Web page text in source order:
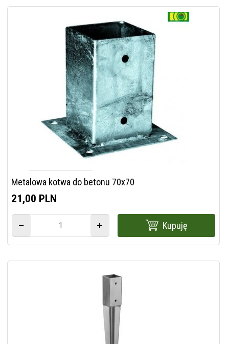
Metalowa kotwa do betonu 70x70
21,00 PLN
Kupuję